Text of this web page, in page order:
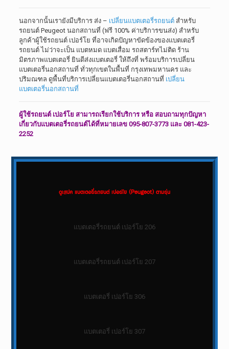
นอกจากนั้นเรายังมีบริการ ส่ง – เปลี่ยนแบตเตอรี่รถยนต์สำหรับ
รถยนต์ Peugeot นอกสถานที่ (ฟรี 100% ค่าบริการขนส่ง) สำหรับ
ลูกค้าผู้ใช้รถยนต์ เปอร์โย ที่อาจเกิดปัญหาขัดข้องของแบตเตอรี่
รถยนต์ ไม่ว่าจะเป็น แบตหมด แบตเสื่อม รถสตาร์ทไม่ติด ร้าน
มิตรภาพแบตเตอรี่ ยินดีส่งแบตเตอรี่ ให้ถึงที่ พร้อมบริการเปลี่ยน
แบตเตอรี่นอกสถานที่ ทั่วทุกเขตในพื้นที่ กรุงเทพมหานคร และ
ปริมณฑล ดูพื้นที่บริการเปลี่ยนแบตเตอรี่นอกสถานที่ เปลี่ยน
แบตเตอรี่นอกสถานที่
ผู้ใช้รถยนต์ เปอร์โย สามารถเรียกใช้บริการ หรือ สอบถามทุกปัญหา
เกี่ยวกับแบตเตอรี่รถยนต์ได้ที่หมายเลข 095-807-3773 และ 081-423-
2252
ดูเสปค แบตเตอรี่รถยนต์ เปอร์โย (Peugeot) ตามรุ่น
แบตเตอรี่รถยนต์ เปอร์โย 206
แบตเตอรี่รถยนต์ เปอร์โย 207
แบตเตอรี่ เปอร์โย 306
แบตเตอรี่ เปอร์โย 307